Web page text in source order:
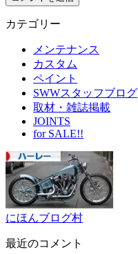
カテゴリー
メンテナンス
カスタム
ペイント
SWWスタッフブログ
取材・雑誌掲載
JOINTS
for SALE!!
にほんブログ村
最近のコメント